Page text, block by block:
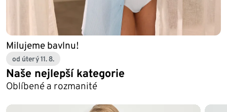
Milujeme bavlnu!
od úterý 11. 8.
Naše nejlepší kategorie
Oblíbené a rozmanité